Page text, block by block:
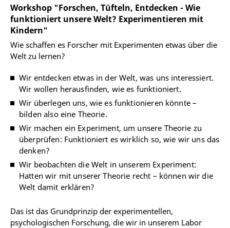
Workshop "Forschen, Tüfteln, Entdecken - Wie
funktioniert unsere Welt? Experimentieren mit
Kindern"
Wie schaffen es Forscher mit Experimenten etwas über die
Welt zu lernen?
Wir entdecken etwas in der Welt, was uns interessiert.
Wir wollen herausfinden, wie es funktioniert.
Wir überlegen uns, wie es funktionieren könnte –
bilden also eine Theorie.
Wir machen ein Experiment, um unsere Theorie zu
überprüfen: Funktioniert es wirklich so, wie wir uns das
denken?
Wir beobachten die Welt in unserem Experiment:
Hatten wir mit unserer Theorie recht – können wir die
Welt damit erklären?
Das ist das Grundprinzip der experimentellen,
psychologischen Forschung, die wir in unserem Labor